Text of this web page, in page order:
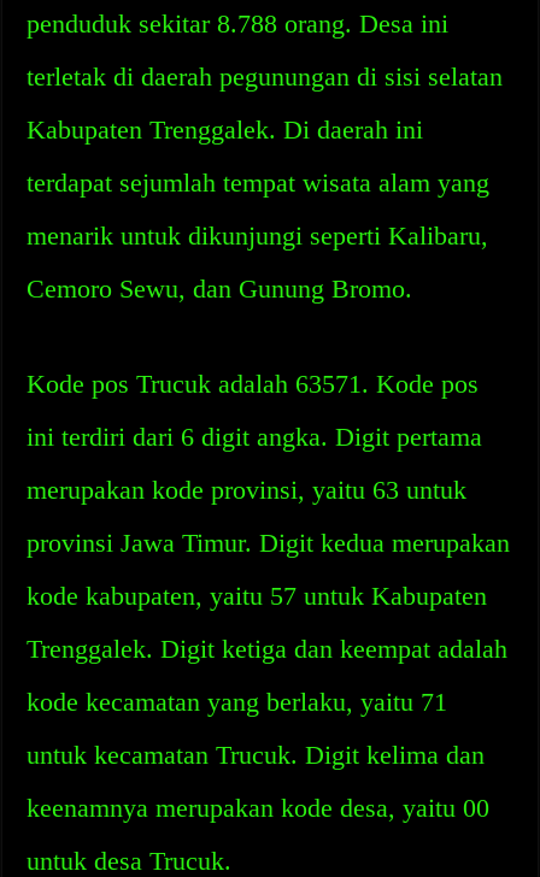
penduduk sekitar 8.788 orang. Desa ini
terletak di daerah pegunungan di sisi selatan
Kabupaten Trenggalek. Di daerah ini
terdapat sejumlah tempat wisata alam yang
menarik untuk dikunjungi seperti Kalibaru,
Cemoro Sewu, dan Gunung Bromo.
Kode pos Trucuk adalah 63571. Kode pos
ini terdiri dari 6 digit angka. Digit pertama
merupakan kode provinsi, yaitu 63 untuk
provinsi Jawa Timur. Digit kedua merupakan
kode kabupaten, yaitu 57 untuk Kabupaten
Trenggalek. Digit ketiga dan keempat adalah
kode kecamatan yang berlaku, yaitu 71
untuk kecamatan Trucuk. Digit kelima dan
keenamnya merupakan kode desa, yaitu 00
untuk desa Trucuk.